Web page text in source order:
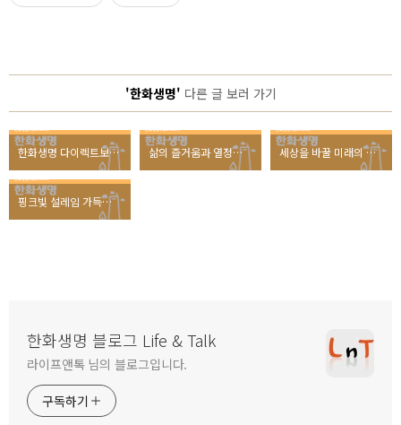
'한화생명' 다른 글 보러 가기
한화생명 다이렉트보험 <온슈어>의 특별한 이벤트, 당신의 버킷리스트여행지는 어디인가요? 삶의 즐거움과 열정을 전달하는 한화생명 e스포츠와 한화 이글스의 만남, ‘한화생명 e스포츠 데이’ 세상을 바꿀 미래의 기술, 2018 블록체인 보아오포럼 인터뷰
핑크빛 설레임 가득했던 <Lifeplus 벚꽃피크닉 페스티벌 2018> 현장속으로!
한화생명 블로그 Life & Talk
라이프앤톡 님의 블로그입니다.
구독하기